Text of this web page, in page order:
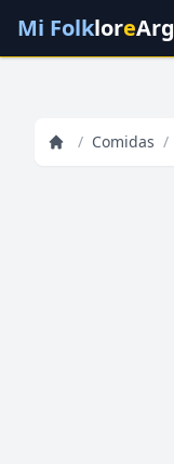
Mi FolkloreArg
/ Comidas /